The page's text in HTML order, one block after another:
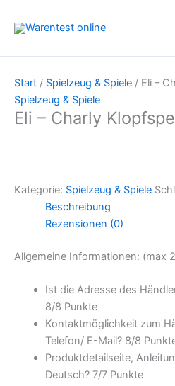
Inhalt
Start / Spielzeug & Spiele / Eli –
Spielzeug & Spiele
Eli – Charly
Kategorie: Spielzeug & Spiele
Beschreibung
Rezensionen (0)
Allgemeine Informationen: (max
Ist die Adresse des
8/8 Punkte
Kontaktmöglichkeit zum
Telefon/ E-Mail? 8/8
Produktdetailseite,
Deutsch? 7/7 Punkte